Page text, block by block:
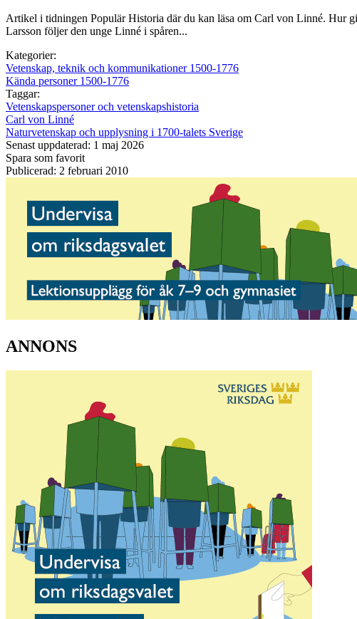
Artikel i tidningen Populär Historia där du kan läsa om Carl von Linné. Hur
Larsson följer den unge Linné i spåren...
Kategorier:
Vetenskap, teknik och kommunikationer 1500-1776
Kända personer 1500-1776
Taggar:
Vetenskapspersoner och vetenskapshistoria
Carl von Linné
Naturvetenskap och upplysning i 1700-talets Sverige
Senast uppdaterad: 1 maj 2026
Spara som favorit
Publicerad: 2 februari 2010
ANNONS